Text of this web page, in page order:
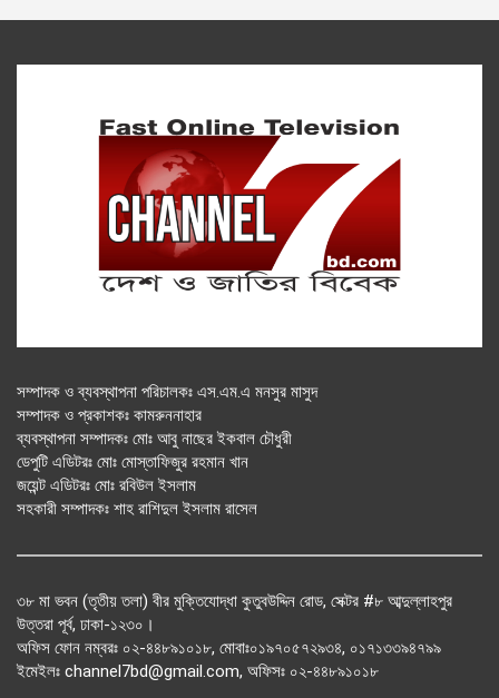
সম্পাদক ও ব্যবস্থাপনা পরিচালকঃ এস.এম.এ মনসুর মাসুদ
সম্পাদক ও প্রকাশকঃ কামরুননাহার
ব্যবস্থাপনা সম্পাদকঃ মোঃ আবু নাছের ইকবাল চৌধুরী
ডেপুটি এডিটরঃ মোঃ মোস্তাফিজুর রহমান খান
জয়েন্ট এডিটরঃ মোঃ রবিউল ইসলাম
সহকারী সম্পাদকঃ শাহ রাশিদুল ইসলাম রাসেল
৩৮ মা ভবন (তৃতীয় তলা) বীর মুক্তিযোদ্ধা কুতুবউদ্দিন রোড, সেক্টর #৮ আব্দুল্লাহপুর
উত্তরা পূর্ব, ঢাকা-১২৩০।
অফিস ফোন নম্বরঃ ০২-৪৪৮৯১০১৮, মোবাঃ০১৯৭০৫৭২৯৩৪, ০১৭১৩৩৯৪৭৯৯
ইমেইলঃ channel7bd@gmail.com, অফিসঃ ০২-৪৪৮৯১০১৮